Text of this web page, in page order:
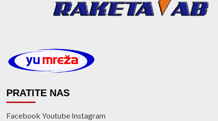
PRATITE NAS
Facebook Youtube Instagram